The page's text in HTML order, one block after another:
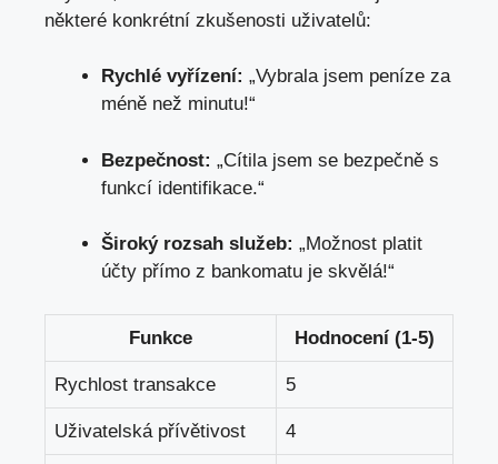
některé konkrétní zkušenosti uživatelů:
Rychlé vyřízení: „Vybrala jsem peníze za
méně než minutu!“
Bezpečnost: „Cítila jsem se bezpečně s
funkcí identifikace.“
Široký rozsah služeb: „Možnost platit
účty přímo z bankomatu je skvělá!“
Funkce Hodnocení (1-5)
Rychlost transakce 5
Uživatelská přívětivost 4